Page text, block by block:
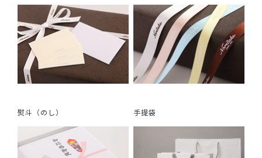
熨斗（のし） 手提袋